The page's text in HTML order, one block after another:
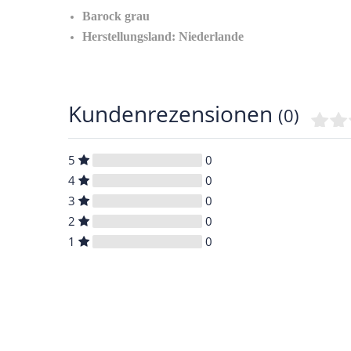
Barock grau
Herstellungsland: Niederlande
Kundenrezensionen (0)
5
0
4
0
3
0
2
0
1
0